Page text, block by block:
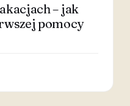
– jak
pomocy